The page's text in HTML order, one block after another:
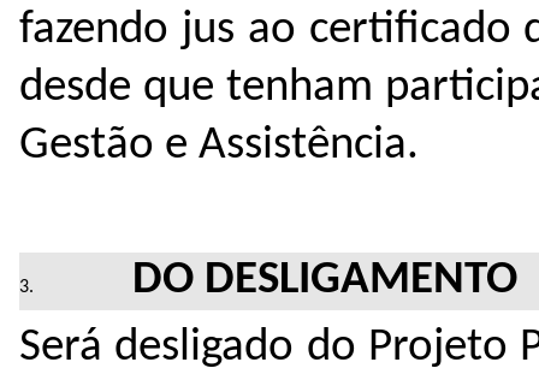
fazendo jus ao certificado
desde que tenham
Gestão e Assistência.
DO DESLIGAMENTO
Será desligado do Projeto